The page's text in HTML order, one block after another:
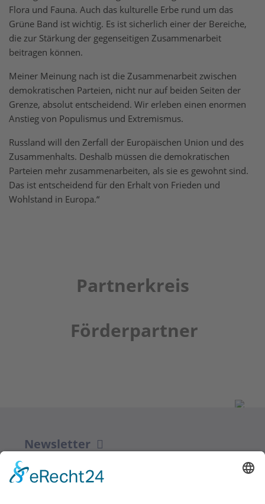
Flora und Fauna. Auch das kulturelle Erbe rund um das
Grüne Band ist wichtig. Es ist sicherlich einer der Bereiche,
die zur Stärkung der gegenseitigen Zusammenarbeit
beitragen können.
Meiner Meinung nach ist die Zusammenarbeit zwischen
demokratischen Parteien, nicht nur auf beiden Seiten der
Grenze, absolut entscheidend. Wir erleben einen enormen
Anstieg von Populismus und Extremismus.
Russland will den Zerfall der Europäischen Union und des
Zusammenhalts. Deshalb müssen die demokratischen
Parteien mehr zusammenarbeiten, als sie es gewohnt sind.
Das ist entscheidend für den Erhalt von Frieden und
Wohlstand in Europa.“
Partnerkreis
Förderpartner
Newsletter
ZUR ANMELDUNG